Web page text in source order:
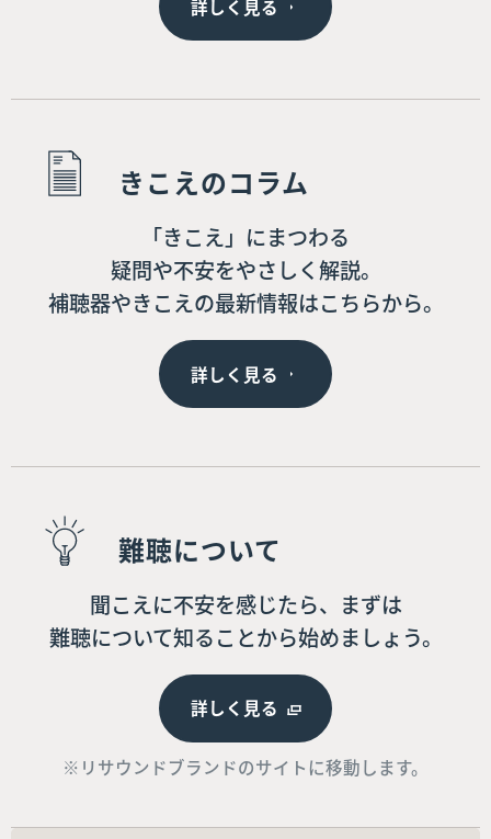
詳しく見る
きこえのコラム
「きこえ」にまつわる
疑問や不安をやさしく解説。
補聴器やきこえの最新情報はこちらから。
詳しく見る
難聴について
聞こえに不安を感じたら、まずは
難聴について知ることから始めましょう。
詳しく見る
※リサウンドブランドのサイトに移動します。